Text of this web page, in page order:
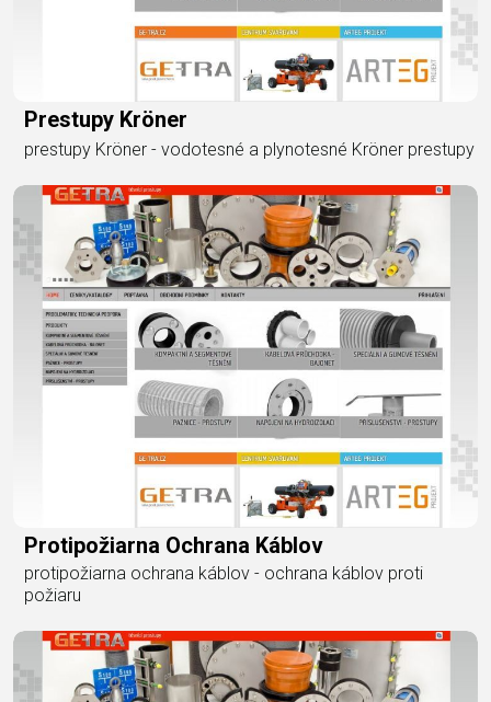
Prestupy Kröner
prestupy Kröner - vodotesné a plynotesné Kröner prestupy
Protipožiarna Ochrana Káblov
protipožiarna ochrana káblov - ochrana káblov proti
požiaru